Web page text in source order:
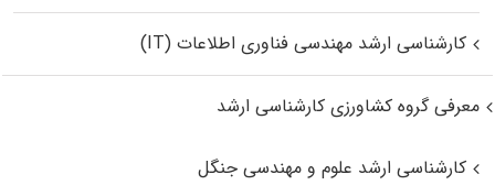
کارشناسی ارشد مهندسی فناوری اطلاعات (IT)
معرفی گروه کشاورزی کارشناسی ارشد
کارشناسی ارشد علوم و مهندسی جنگل